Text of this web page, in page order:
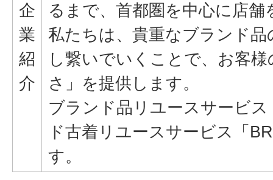
企
業
紹
介
るまで、首都圏を中心に店
私たちは、貴重なブランド
し繋いでいくことで、お客
さ」を提供します。
ブランド品リユースサービ
ド古着リユースサービス「
す。